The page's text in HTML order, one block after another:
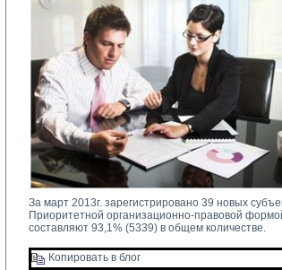
За март 2013г. зарегистрировано 39 новых
Приоритетной организационно-правовой
составляют 93,1% (5339) в общем количестве.
Копировать в блог